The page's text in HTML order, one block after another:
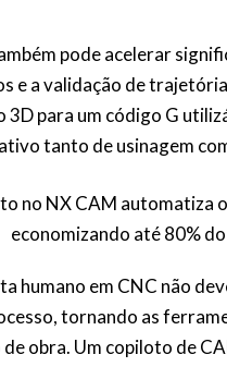
pode acelerar
e a validação de
3D para um código G
tanto de usinagem
no NX CAM automatiza
economizando até 80%
humano em CNC não
tornando as
de obra. Um copiloto de